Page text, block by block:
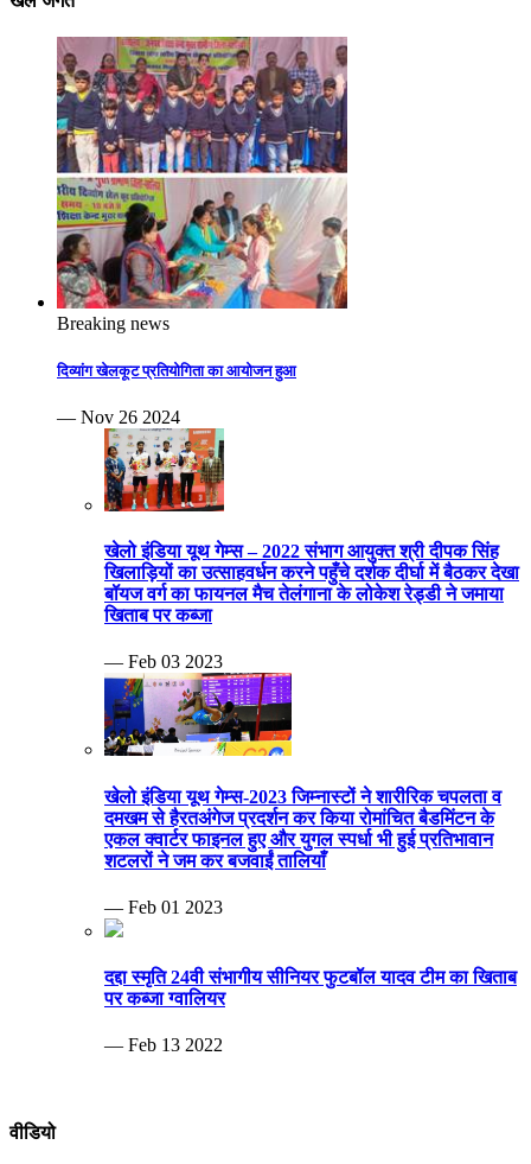
Breaking news
दिव्यांग खेलकूट प्रतियोगिता का आयोजन हुआ
— Nov 26 2024
खेलो इंडिया यूथ गेम्स – 2022 संभाग आयुक्त श्री दीपक सिंह
खिलाड़ियों का उत्साहवर्धन करने पहुँचे दर्शक दीर्घा में बैठकर देखा
बॉयज वर्ग का फायनल मैच तेलंगाना के लोकेश रेड्डी ने जमाया
खिताब पर कब्जा
— Feb 03 2023
खेलो इंडिया यूथ गेम्स-2023 जिम्नास्टों ने शारीरिक चपलता व
दमखम से हैरतअंगेज प्रदर्शन कर किया रोमांचित बैडमिंटन के
एकल क्वार्टर फाइनल हुए और युगल स्पर्धा भी हुई प्रतिभावान
शटलरों ने जम कर बजवाईं तालियाँ
— Feb 01 2023
दद्दा स्मृति 24वी संभागीय सीनियर फुटबॉल यादव टीम का खिताब
पर कब्जा ग्वालियर
— Feb 13 2022
वीडियो